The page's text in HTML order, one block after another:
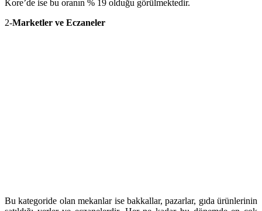
Kore’de ise bu oranın % 19 olduğu görülmektedir.
2-Marketler ve Eczaneler
Bu kategoride olan mekanlar ise bakkallar, pazarlar, gıda ürünlerinin